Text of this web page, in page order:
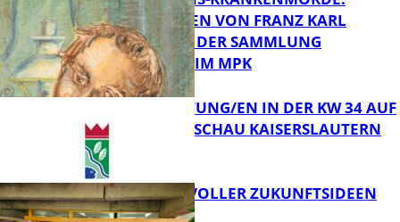
Bildung
ZEICHNUNGEN VON FRANZ KARL
BÜHLER AUS DER SAMMLUNG
PRINZHORN IM MPK
VERANSTALTUNG/EN IN DER KW 34 AUF
DER GARTENSCHAU KAISERSLAUTERN
FILMROLLE VOLLER ZUKUNFTSIDEEN